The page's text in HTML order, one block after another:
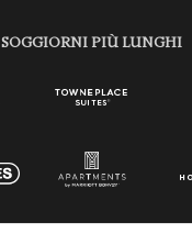
SOGGIORNI PIÙ LUNGHI